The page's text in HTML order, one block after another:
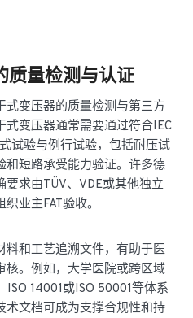
质量检测与认证
变压器的质量检测与第三方
变压器通常需要通过符合IEC
试验与例行试验，包括耐压试
和短路承受能力验证。许多德
求由TÜV、VDE或其他独立
业主FAT验收。
料和工艺追溯文件，有助于医
核。例如，大学医院或跨区域
14001或ISO 50001等体系
术文档可成为支撑合规性和持